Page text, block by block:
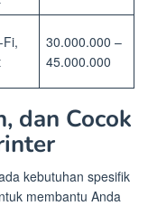
Fi,
30.000.000 –
45.000.000
dan Cocok
kebutuhan spesifik
membantu Anda